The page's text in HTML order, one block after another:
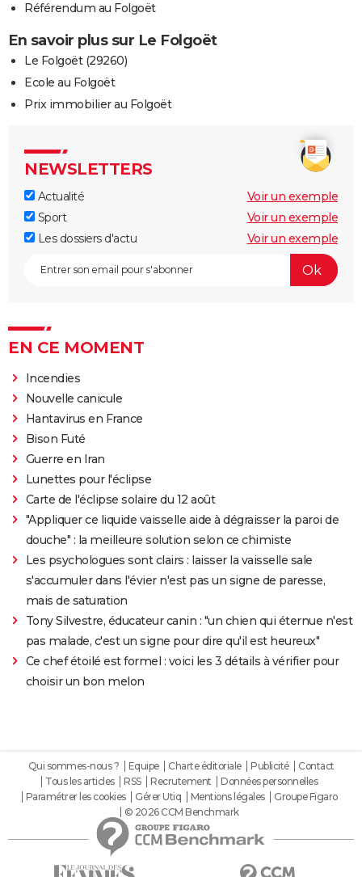
Référendum au Folgoët
En savoir plus sur Le Folgoët
Le Folgoët (29260)
Ecole au Folgoët
Prix immobilier au Folgoët
NEWSLETTERS
Actualité
Voir un exemple
Sport
Voir un exemple
Les dossiers d'actu
Voir un exemple
EN CE MOMENT
Incendies
Nouvelle canicule
Hantavirus en France
Bison Futé
Guerre en Iran
Lunettes pour l'éclipse
Carte de l'éclipse solaire du 12 août
"Appliquer ce liquide vaisselle aide à dégraisser la paroi de
douche" : la meilleure solution selon ce chimiste
Les psychologues sont clairs : laisser la vaisselle sale
s'accumuler dans l'évier n'est pas un signe de paresse,
mais de saturation
Tony Silvestre, éducateur canin : "un chien qui éternue n'est
pas malade, c'est un signe pour dire qu'il est heureux"
Ce chef étoilé est formel : voici les 3 détails à vérifier pour
choisir un bon melon
Qui sommes-nous ? Equipe Charte éditoriale Publicité
Contact
Tous les articles
RSS Recrutement
Données personnelles
Paramétrer les cookies
Gérer Utiq Mentions légales
Groupe Figaro
© 2026 CCM Benchmark